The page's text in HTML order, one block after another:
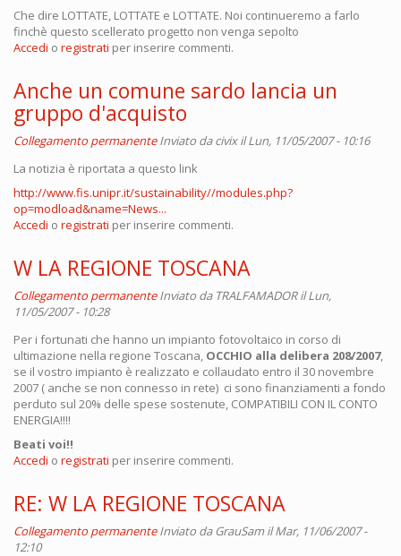
Che dire LOTTATE, LOTTATE e LOTTATE. Noi continueremo a farlo
finchè questo scellerato progetto non venga sepolto
Accedi o registrati per inserire commenti.
Anche un comune sardo lancia un
gruppo d'acquisto
Collegamento permanente Inviato dacivixil Lun, 11/05/2007 - 10:16
La notizia è riportata a questo link
http://www.fis.unipr.it/sustainability//modules.php?
op=modload&name=News...
Accedi o registrati per inserire commenti.
W LA REGIONE TOSCANA
Collegamento permanente Inviato da TRALFAMADORil Lun,
11/05/2007 - 10:28
Per i fortunati che hanno un impianto fotovoltaico in corso di
ultimazione nella regione Toscana, OCCHIO alla delibera 208/2007,
se il vostro impianto è realizzato e collaudato entro il 30 novembre
2007 ( anche se non connesso in rete) ci sono finanziamenti a fondo
perduto sul 20% delle spese sostenute, COMPATIBILI CON IL CONTO
ENERGIA!!!!
Beati voi!!
Accedi o registrati per inserire commenti.
RE: W LA REGIONE TOSCANA
Collegamento permanente Inviato daGrauSamil Mar, 11/06/2007 -
12:10